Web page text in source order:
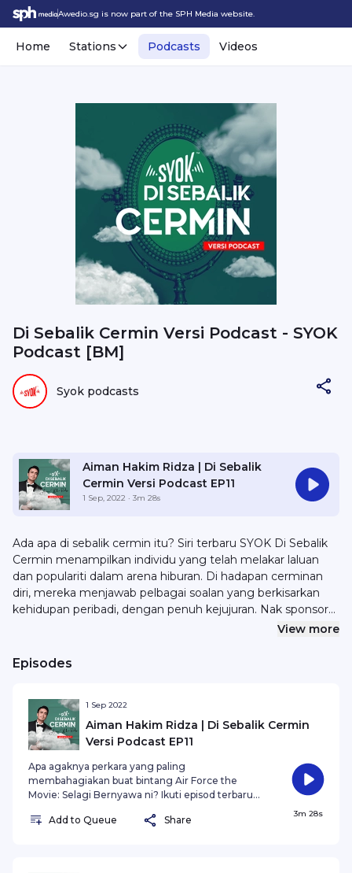
Awedio.sg is now part of the SPH Media website.
Home Stations Podcasts Videos
Di Sebalik Cermin Versi Podcast - SYOK
Podcast [BM]
Syok podcasts
Aiman Hakim Ridza | Di Sebalik
Cermin Versi Podcast EP11
1 Sep, 2022 · 3m 28s
Ada apa di sebalik cermin itu? Siri terbaru SYOK Di Sebalik
Cermin menampilkan individu yang telah melakar laluan
dan populariti dalam arena hiburan. Di hadapan cerminan
diri, mereka menjawab pelbagai soalan yang berkisarkan
kehidupan peribadi, dengan penuh kejujuran. Nak sponsor
atau kolaborasi? Emel hello@syok.my atau WhatsApp 012-
View more
Episodes
1 Sep 2022
Aiman Hakim Ridza | Di Sebalik Cermin
Versi Podcast EP11
Apa agaknya perkara yang paling
membahagiakan buat bintang Air Force the
Movie: Selagi Bernyawa ni? Ikuti episod terbaru
Sebalik Cermin Versi Podcast.
Add to Queue Share
3m 28s